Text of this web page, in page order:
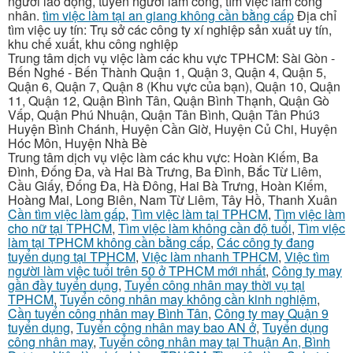
nhân. tìm việc làm tại an giang không cần bằng cấpĐịa chỉ
tìm việc uy tín: Trụ sở các công ty xí nghiệp sản xuất uy tín,
khu chế xuất, khu công nghiệp
Trung tâm dịch vụ việc làm các khu vực TPHCM: Sài Gòn -
Bến Nghé - Bến Thành Quận 1, Quận 3, Quận 4, Quận 5,
Quận 6, Quận 7, Quận 8 (Khu vực của bạn), Quận 10, Quận
11, Quận 12, Quận Bình Tân, Quận Bình Thạnh, Quận Gò
Vấp, Quận Phú Nhuận, Quận Tân Bình, Quận Tân Phú3
Huyện Bình Chánh, Huyện Cần Giờ, Huyện Củ Chi, Huyện
Hóc Môn, Huyện Nhà Bè
Trung tâm dịch vụ việc làm các khu vực: Hoàn Kiếm, Ba
Đình, Đống Đa, và Hai Bà Trưng, Ba Đình, Bắc Từ Liêm,
Cầu Giấy, Đống Đa, Hà Đông, Hai Bà Trưng, Hoàn Kiếm,
Hoàng Mai, Long Biên, Nam Từ Liêm, Tây Hồ, Thanh Xuân
Cần tìm việc làm gấp, Tìm việc làm tại TPHCM, Tìm việc làm
cho nữ tại TPHCM, Tìm việc làm không cần độ tuổi, Tìm việc
làm tại TPHCM không cần bằng cấp, Các công ty đang
tuyển dụng tại TPHCM, Việc làm nhanh TPHCM, Việc tìm
người làm việc tuổi trên 50 ở TPHCM mới nhất, Công ty may
gần đầy tuyển dụng, Tuyển công nhân may thời vụ tại
TPHCM, Tuyển công nhân may không cần kinh nghiệm,
Cần tuyển công nhân may Bình Tân, Công ty may Quận 9
tuyển dụng, Tuyển công nhân may bao AN ở, Tuyển dụng
công nhân may, Tuyển công nhân may tại Thuận An, Bình